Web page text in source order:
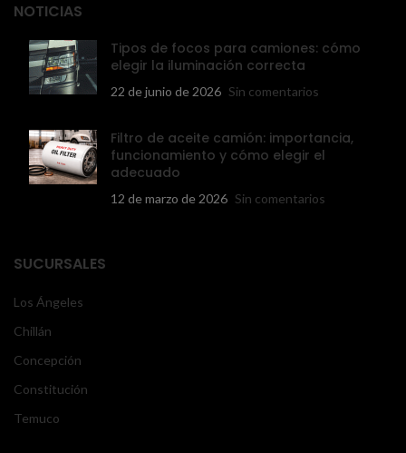
NOTICIAS
Tipos de focos para camiones: cómo
elegir la iluminación correcta
22 de junio de 2026 Sin comentarios
Filtro de aceite camión: importancia,
funcionamiento y cómo elegir el
adecuado
12 de marzo de 2026 Sin comentarios
SUCURSALES
Los Ángeles
Chillán
Concepción
Constitución
Temuco